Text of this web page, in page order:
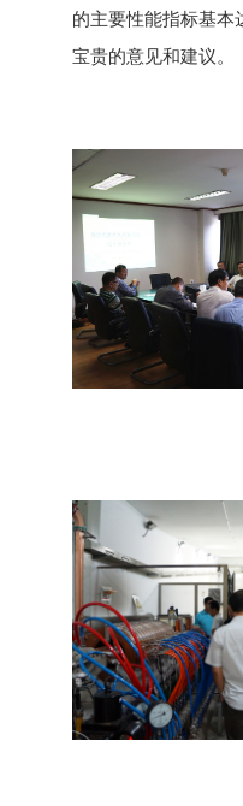
的主要性能指标基本
宝贵的意见和建议。